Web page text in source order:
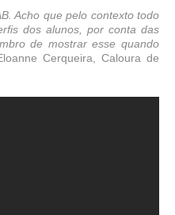
Acho que pelo contexto todo
dos alunos, por conta das
de mostrar esse quando
Cerqueira, Caloura de